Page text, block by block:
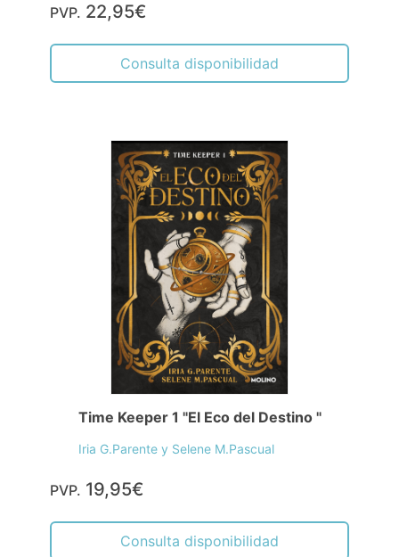
PVP. 22,95€
Consulta disponibilidad
Time Keeper 1 "El Eco del Destino "
Iria G.Parente y Selene M.Pascual
PVP. 19,95€
Consulta disponibilidad